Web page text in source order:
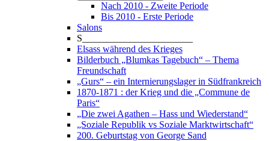
Nach 2010 - Zweite Periode
Bis 2010 - Erste Periode
Salons
S_______________________
Elsass während des Krieges
Bilderbuch „Blumkas Tagebuch“ – Thema
Freundschaft
„Gurs“ – ein Internierungslager in Südfrankreich
1870-1871 : der Krieg und die „Commune de
Paris“
„Die zwei Agathen – Hass und Wiederstand“
„Soziale Republik vs Soziale Marktwirtschaft“
200. Geburtstag von George Sand